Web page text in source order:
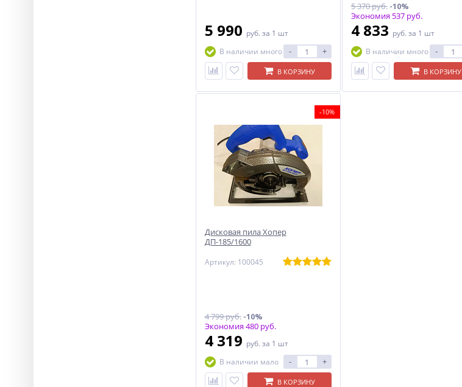
5 990 руб. за 1 шт
В наличии много
- +
В КОРЗИНУ
5 370 руб.-10%
Экономия 537 руб.
4 833 руб. за 1 шт
В наличии много
-
В КОРЗИНУ
-10%
Дисковая пила Хопер
ДП-185/1600
Артикул: 100045
4 799 руб.-10%
Экономия 480 руб.
4 319 руб. за 1 шт
В наличии мало
- +
В КОРЗИНУ